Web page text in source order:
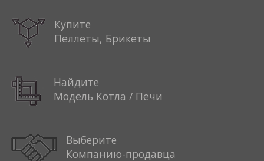
Купите
Пеллеты, Брикеты
Найдите
Модель Котла / Печи
Выберите
Компанию-продавца